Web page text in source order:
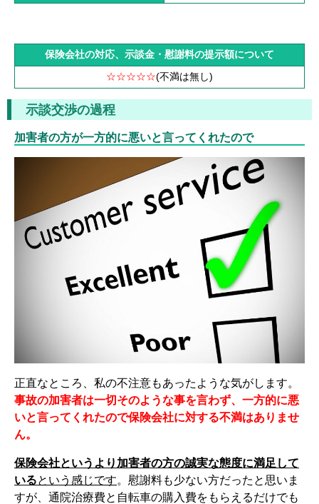
保険会社の対応、示談金・慰謝料の提示額について
☆☆☆☆☆(不満は無し)
示談交渉の過程
加害者の方が一方的に悪いと言ってくれたので
正直なところ、私の不注意もあったような気がします。
事故の加害者は一切そのような事を言わず、一方的に悪
いと言ってくれたので保険会社に対する不満はありませ
ん。
保険会社というより加害者の方の誠実な態度に満足して
いるという感じです。慰謝料も少ない方だったと思いま
すが、通院治療費と自転車の購入費をもらえるだけでも